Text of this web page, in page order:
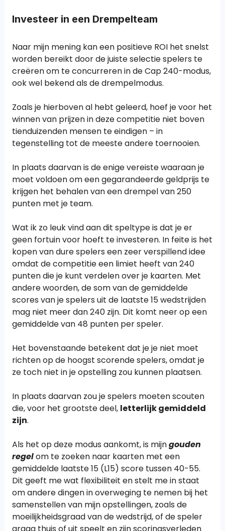
Investeer in een Drempelteam
Naar mijn mening kan een positieve ROI het snelst
worden bereikt door de juiste selectie spelers te
creëren om te concurreren in de Cap 240-modus,
ook wel bekend als de drempelmodus.
Zoals je hierboven al hebt geleerd, hoef je voor het
winnen van prijzen in deze competitie niet boven
tienduizenden mensen te eindigen – in
tegenstelling tot de meeste andere toernooien.
In plaats daarvan is de enige vereiste waaraan je
moet voldoen om een gegarandeerde geldprijs te
krijgen het behalen van een drempel van 250
punten met je team.
Wat ik zo leuk vind aan dit speltype is dat je er
geen fortuin voor hoeft te investeren. In feite is het
kopen van dure spelers een zeer verspillend idee
omdat de competitie een limiet heeft van 240
punten die je kunt verdelen over je kaarten. Met
andere woorden, de som van de gemiddelde
scores van je spelers uit de laatste 15 wedstrijden
mag niet meer dan 240 zijn. Dit komt neer op een
gemiddelde van 48 punten per speler.
Het bovenstaande betekent dat je je niet moet
richten op de hoogst scorende spelers, omdat je
ze toch niet in je opstelling zou kunnen plaatsen.
In plaats daarvan zou je spelers moeten scouten
die, voor het grootste deel, letterlijk gemiddeld
zijn.
Als het op deze modus aankomt, is mijngouden
regelom te zoeken naar kaarten met een
gemiddelde laatste 15 (L15) score tussen 40-55.
Dit geeft me wat flexibiliteit en stelt me in staat
om andere dingen in overweging te nemen bij het
samenstellen van mijn opstellingen, zoals de
moeilijkheidsgraad van de wedstrijd, of de speler